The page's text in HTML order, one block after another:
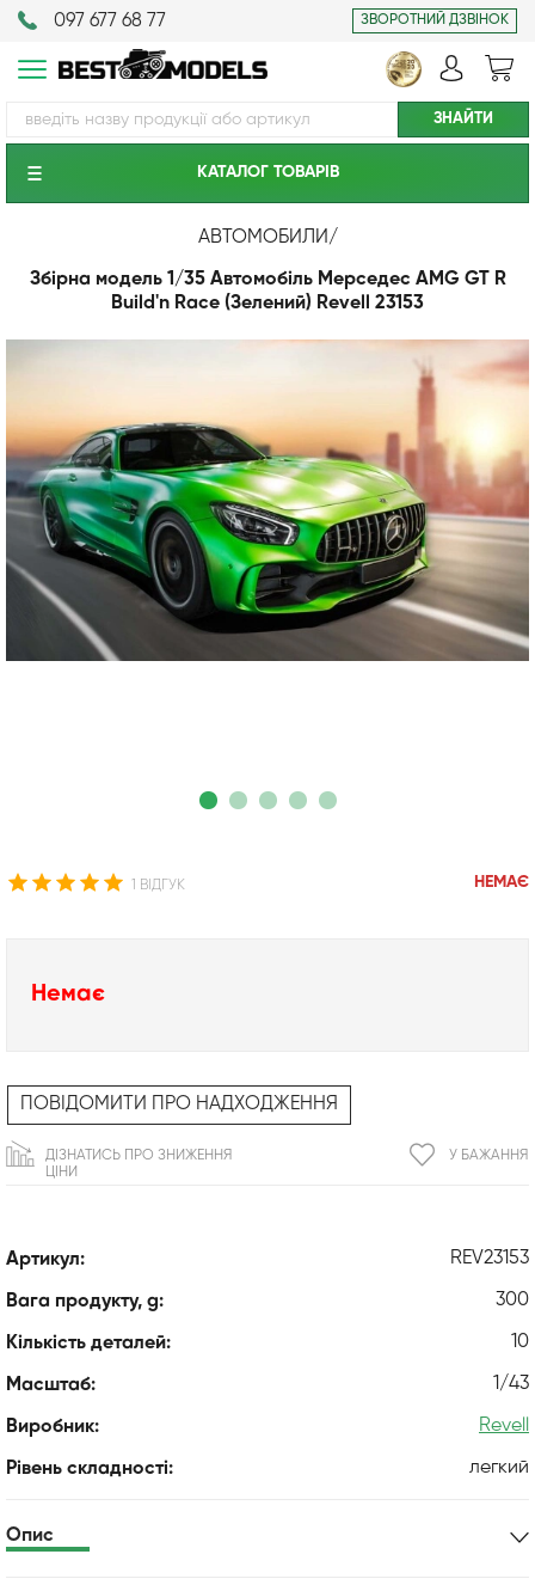
097 677 68 77 ЗВОРОТНИЙ ДЗВІНОК
КАТАЛОГ ТОВАРIВ
АВТОМОБИЛИ/
Збірна модель 1/35 Автомобіль Мерседес AMG GT R
Build'n Race (Зелений) Revell 23153
1 ВІДГУК НЕМАЄ
Артикул: REV23153
Вага продукту, g: 300
Кількість деталей: 10
Масштаб: 1/43
Виробник: Revell
Рівень складності: легкий
Немає
ПОВІДОМИТИ ПРО НАДХОДЖЕННЯ
У БАЖАННЯ
ДІЗНАТИСЬ ПРО ЗНИЖЕННЯ
ЦІНИ
Опис